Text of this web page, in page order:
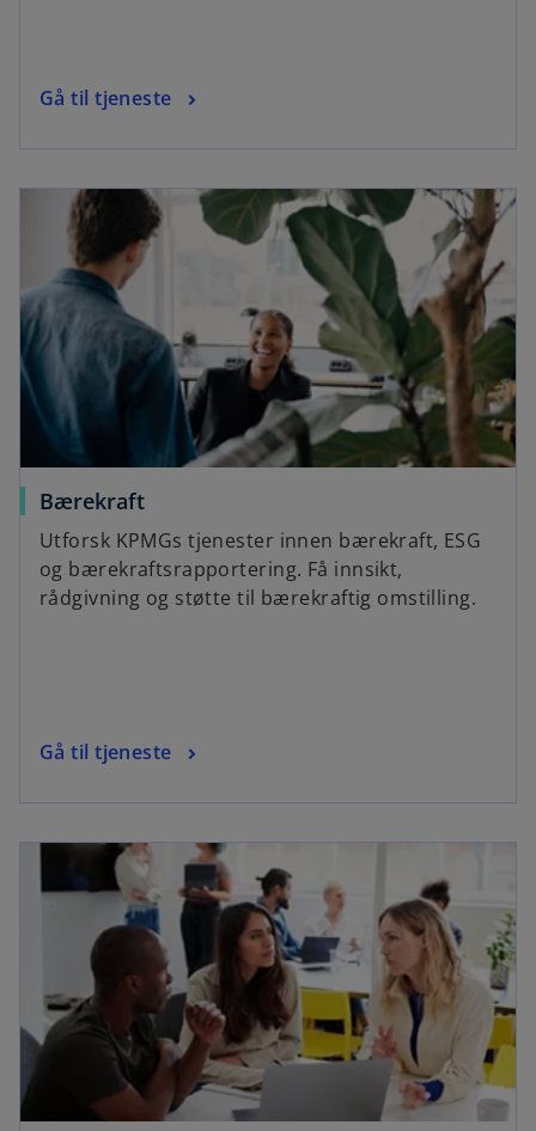
Gå til tjeneste
Bærekraft
Utforsk KPMGs tjenester innen bærekraft, ESG
og bærekraftsrapportering. Få innsikt,
rådgivning og støtte til bærekraftig omstilling.
Gå til tjeneste